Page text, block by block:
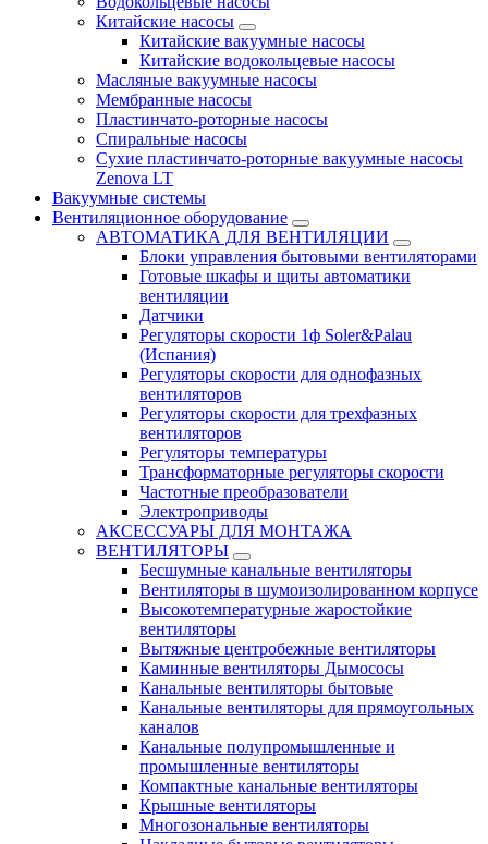
Китайские насосы
Китайские вакуумные насосы
Китайские водокольцевые насосы
Масляные вакуумные насосы
Мембранные насосы
Пластинчато-роторные насосы
Спиральные насосы
Сухие пластинчато-роторные вакуумные насосы
Zenova LT
Вакуумные системы
Вентиляционное оборудование
АВТОМАТИКА ДЛЯ ВЕНТИЛЯЦИИ
Блоки управления бытовыми вентиляторами
Готовые шкафы и щиты автоматики
вентиляции
Датчики
Регуляторы скорости 1ф Soler&Palau
(Испания)
Регуляторы скорости для однофазных
вентиляторов
Регуляторы скорости для трехфазных
вентиляторов
Регуляторы температуры
Трансформаторные регуляторы скорости
Частотные преобразователи
Электроприводы
АКСЕССУАРЫ ДЛЯ МОНТАЖА
ВЕНТИЛЯТОРЫ
Бесшумные канальные вентиляторы
Вентиляторы в шумоизолированном корпусе
Высокотемпературные жаростойкие
вентиляторы
Вытяжные центробежные вентиляторы
Каминные вентиляторы Дымососы
Канальные вентиляторы бытовые
Канальные вентиляторы для прямоугольных
каналов
Канальные полупромышленные и
промышленные вентиляторы
Компактные канальные вентиляторы
Крышные вентиляторы
Многозональные вентиляторы